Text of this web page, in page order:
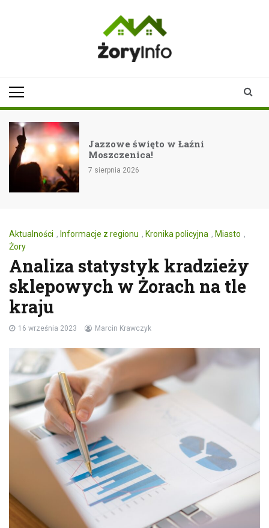
Jazzowe święto w Łaźni
Moszczenica!
7 sierpnia 2026
Aktualności , Informacje z regionu , Kronika policyjna , Miasto ,
Żory
Analiza statystyk kradzieży
sklepowych w Żorach na tle
kraju
16 września 2023 Marcin Krawczyk